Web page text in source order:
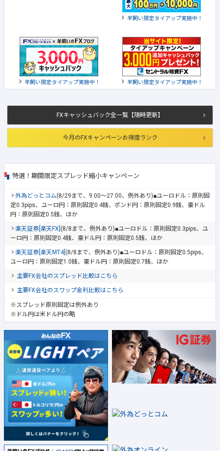
FXキャッシュバック全一覧【随時更新】
今月のFXキャンペーンお得度ランク
特選！期間限定スプレッド縮小キャンペーン
外為どっとコム(8/29まで、9:00～27:00、例外あり)■ユーロドル：原則固
定0.3pips、ユーロ円：原則固定0.4銭、ポンド円：原則固定0.9銭、豪ドル
円：原則固定0.5銭、ほか
楽天証券[楽天FX] (8/8まで、例外あり)■ユーロドル：原則固定0.3pips、ユ
ーロ円：原則固定0.4銭、豪ドル円：原則固定0.5銭、ほか
楽天証券[楽天MT4] (8/8まで、例外あり)■ユーロドル：原則固定0.5pips、
ユーロ円：原則固定1.0銭、豪ドル円：原則固定0.7銭、ほか
主要FX会社のスプレッド比較はこちら
主要FX会社のスワップ金利比較はこちら
※スプレッド原則固定は例外あり
※ドル円は米ドル円の略
羊飼い限定タイアップ実施中！
羊飼い限定タイアップ実施中！ 羊飼い限定タイアップ実施中！